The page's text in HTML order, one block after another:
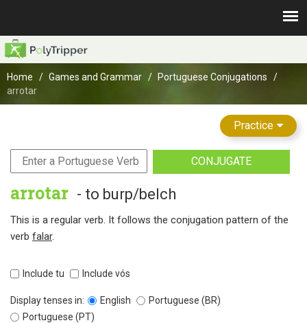
Home Games and Grammar
Portuguese Conjugations
arrotar
Practice
CONJUGATE
arrotar - to burp/belch
This is a regular verb. It follows the conjugation pattern of the
verb falar.
Include tu Include vós
Display tenses in: English
Portuguese (BR)
Portuguese (PT)